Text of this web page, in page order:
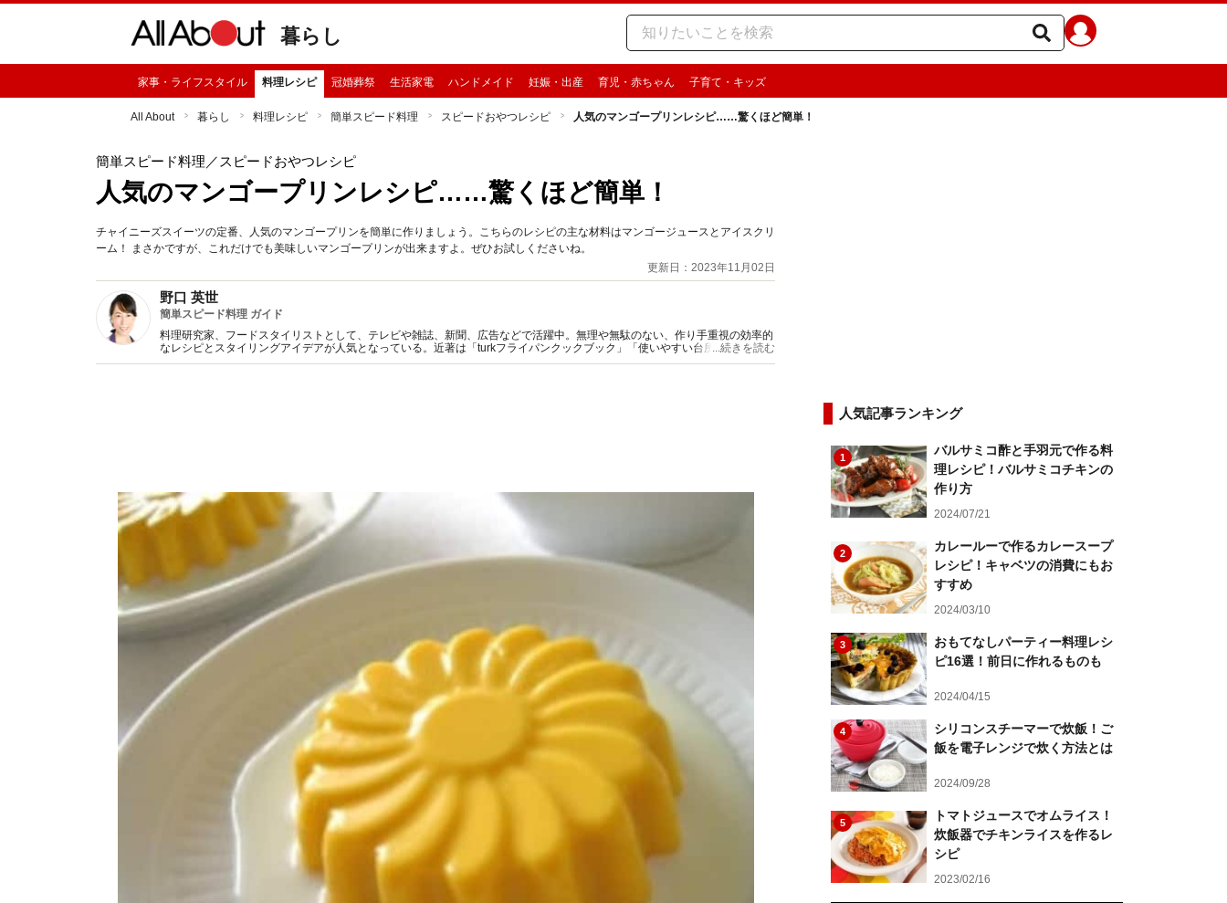
暮らし
家事・ライフスタイル 料理レシピ 冠婚葬祭 生活家電 ハンドメイド 妊娠・出産 育児・赤ちゃん 子育て・キッズ
All About 暮らし 料理レシピ 簡単スピード料理 スピードおやつレシピ 人気のマンゴープリンレシピ……驚くほど簡単！
簡単スピード料理 ／スピードおやつレシピ
人気のマンゴープリンレシピ……驚くほど簡単！
チャイニーズスイーツの定番、人気のマンゴープリンを簡単に作りましょう。こちらのレシピの主な材料はマンゴージュースとアイスクリ
ーム！ まさかですが、これだけでも美味しいマンゴープリンが出来ますよ。ぜひお試しくださいね。
更新日：2023年11月02日
野口 英世
簡単スピード料理 ガイド
料理研究家、フードスタイリストとして、テレビや雑誌、新聞、広告などで活躍中。無理や無駄のない、作り手重視の効率的
なレシピとスタイリングアイデアが人気となっている。近著は「turkフライパンクックブック」「使いやすい台所道具には理
由がある」（共に誠文堂新光社）など。
...続きを読む
人気記事ランキング
1
バルサミコ酢と手羽元で作る料
理レシピ！バルサミコチキンの
作り方
2024/07/21
2
カレールーで作るカレースープ
レシピ！キャベツの消費にもお
すすめ
2024/03/10
3
おもてなしパーティー料理レシ
ピ16選！前日に作れるものも
2024/04/15
4
シリコンスチーマーで炊飯！ご
飯を電子レンジで炊く方法とは
2024/09/28
5
トマトジュースでオムライス！
炊飯器でチキンライスを作るレ
シピ
2023/02/16